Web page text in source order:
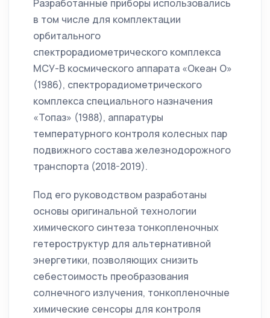
Разработанные приборы использовались
в том числе для комплектации
орбитального
спектрорадиометрического комплекса
МСУ-В космического аппарата «Океан О»
(1986), спектрорадиометрического
комплекса специального назначения
«Топаз» (1988), аппаратуры
температурного контроля колесных пар
подвижного состава железнодорожного
транспорта (2018-2019).
Под его руководством разработаны
основы оригинальной технологии
химического синтеза тонкопленочных
гетероструктур для альтернативной
энергетики, позволяющих снизить
себестоимость преобразования
солнечного излучения, тонкопленочные
химические сенсоры для контроля